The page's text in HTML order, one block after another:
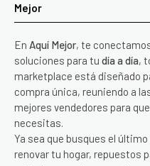
Mejor
En Aquí Mejor, te
soluciones para tu día a día,
marketplace está diseñado
compra única, reuniendo a
mejores vendedores para
necesitas.
Ya sea que busques el
renovar tu hogar, repuestos